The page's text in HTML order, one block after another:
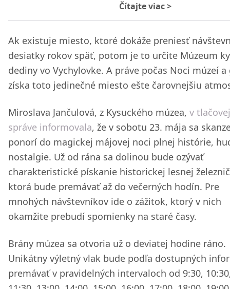
Čítajte viac>
Ak existuje miesto, ktoré dokáže preniesť
desiatky rokov späť, potom je to určite Múzeum
dediny vo Vychylovke. A práve počas Noci múzeí
získa toto jedinečné miesto ešte čarovnejšiu
Miroslava Jančulová, z Kysuckého múzea, v tlačovej
správe informovala, že v sobotu 23. mája sa
ponorí do magickej májovej noci plnej histórie,
nostalgie. Už od rána sa dolinou bude ozývať
charakteristické pískanie historickej lesnej
ktorá bude premávať až do večerných hodín. Pre
mnohých návštevníkov ide o zážitok, ktorý v nich
okamžite prebudí spomienky na staré časy.
Brány múzea sa otvoria už o deviatej hodine ráno.
Unikátny výletný vlak bude podľa dostupných
premávať v pravidelných intervaloch od 9:30,